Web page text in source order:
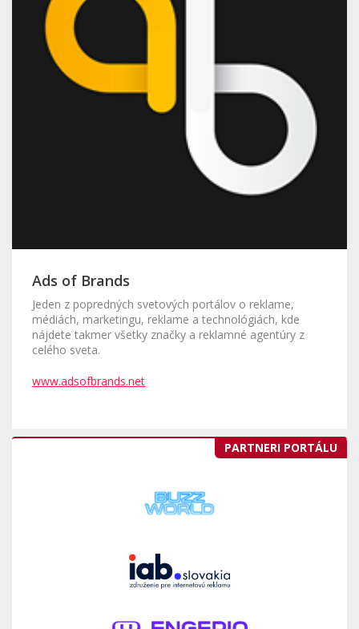
Ads of Brands
Jeden z popredných svetových portálov o reklame,
médiách, marketingu, reklame a technológiách, kde
nájdete takmer všetky značky a reklamné agentúry z
celého sveta.
www.adsofbrands.net
PARTNERI PORTÁLU